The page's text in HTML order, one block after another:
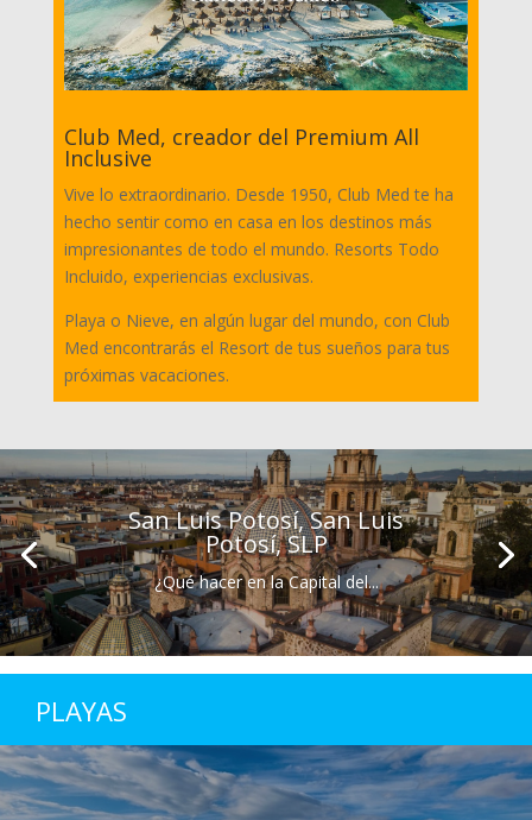
Club Med, creador del Premium All
Inclusive
Vive lo extraordinario. Desde 1950, Club Med te ha
hecho sentir como en casa en los destinos más
impresionantes de todo el mundo. Resorts Todo
Incluido, experiencias exclusivas.
Playa o Nieve, en algún lugar del mundo, con Club
Med encontrarás el Resort de tus sueños para tus
próximas vacaciones.
San Luis Potosí, San Luis
Potosí, SLP
¿Qué hacer en la Capital del...
PLAYAS